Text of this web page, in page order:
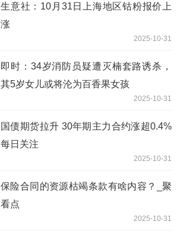
生意社：10月31日上海地区钴粉报价上
涨
2025-10-31
即时：34岁消防员疑遭灭楠套路诱杀，
其5岁女儿或将沦为百香果女孩
2025-10-31
国债期货拉升 30年期主力合约涨超0.4%
每日关注
2025-10-31
保险合同的资源枯竭条款有啥内容？_聚
看点
2025-10-31